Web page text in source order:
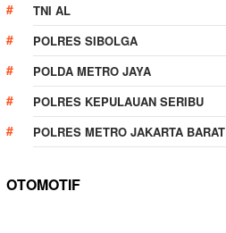
TNI AL
POLRES SIBOLGA
POLDA METRO JAYA
POLRES KEPULAUAN SERIBU
POLRES METRO JAKARTA BARAT
OTOMOTIF